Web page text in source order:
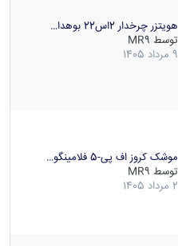
هویتزر چرخدار 2اس22 بوهدا…
توسط MR9
9 مرداد 1405
موشک کروز اف پی-5 فلامینگو…
توسط MR9
2 مرداد 1405